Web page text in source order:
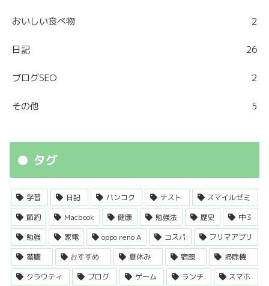
おいしい食べ物 2
日記 26
ブログSEO 2
その他 5
タグ
学習 日記 バンコク テスト
スマイルゼミ
節約
Macbook 健康 勉強法 歴史
中３
勉強
家電 oppo reno A コスパ
フリマアプリ
蓄膿
おすすめ 夏休み 宿題
掃除機
クラウティ
ブログ ゲーム ランチ スマホ